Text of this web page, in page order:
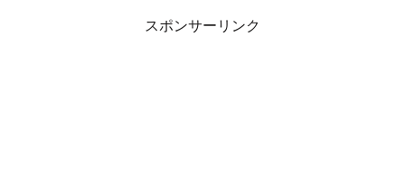
スポンサーリンク